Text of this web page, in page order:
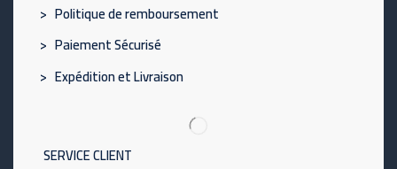
> Politique de remboursement
> Paiement Sécurisé
> Expédition et Livraison
SERVICE CLIENT